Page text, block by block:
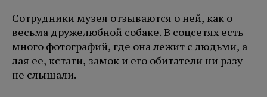
Сотрудники музея отзываются о ней, как о
весьма дружелюбной собаке. В соцсетях есть
много фотографий, где она лежит с людьми, а
лая ее, кстати, замок и его обитатели ни разу
не слышали.